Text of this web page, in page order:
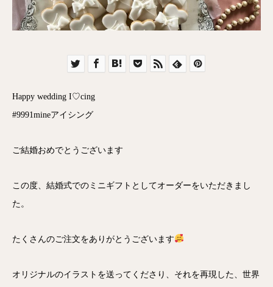
Happy wedding I♡cing
#9991mineアイシング
ご結婚おめでとうございます
この度、結婚式でのミニギフトとしてオーダーをいただきまし
た。
たくさんのご注文をありがとうございます
オリジナルのイラストを送ってくださり、それを再現した、世界